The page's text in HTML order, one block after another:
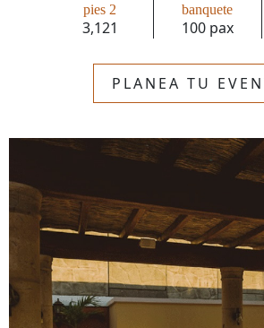
pies 2
3,121
banquete
100 pax
PLANEA TU